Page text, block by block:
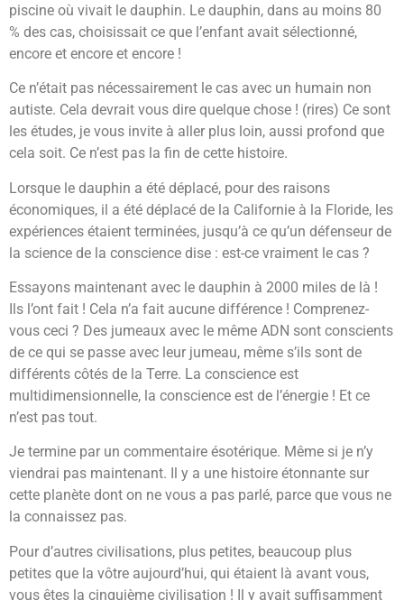
piscine où vivait le dauphin. Le dauphin, dans au moins 80
% des cas, choisissait ce que l’enfant avait sélectionné,
encore et encore et encore !
Ce n’était pas nécessairement le cas avec un humain non
autiste. Cela devrait vous dire quelque chose ! (rires) Ce sont
les études, je vous invite à aller plus loin, aussi profond que
cela soit. Ce n’est pas la fin de cette histoire.
Lorsque le dauphin a été déplacé, pour des raisons
économiques, il a été déplacé de la Californie à la Floride, les
expériences étaient terminées, jusqu’à ce qu’un défenseur de
la science de la conscience dise : est-ce vraiment le cas ?
Essayons maintenant avec le dauphin à 2000 miles de là !
Ils l’ont fait ! Cela n’a fait aucune différence ! Comprenez-
vous ceci ? Des jumeaux avec le même ADN sont conscients
de ce qui se passe avec leur jumeau, même s’ils sont de
différents côtés de la Terre. La conscience est
multidimensionnelle, la conscience est de l’énergie ! Et ce
n’est pas tout.
Je termine par un commentaire ésotérique. Même si je n’y
viendrai pas maintenant. Il y a une histoire étonnante sur
cette planète dont on ne vous a pas parlé, parce que vous ne
la connaissez pas.
Pour d’autres civilisations, plus petites, beaucoup plus
petites que la vôtre aujourd’hui, qui étaient là avant vous,
vous êtes la cinquième civilisation ! Il y avait suffisamment